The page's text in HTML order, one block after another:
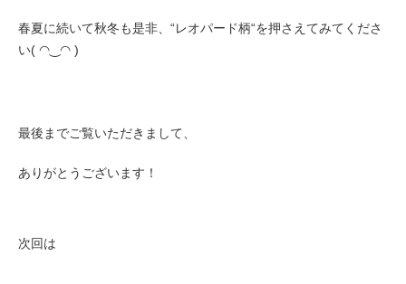
春夏に続いて秋冬も是非、“レオパード柄“を押さえてみてくださ
い( ◠‿◠ )
最後までご覧いただきまして、
ありがとうございます！
次回は